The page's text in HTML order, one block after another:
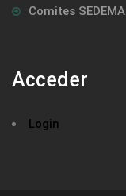
Comites SEDEMA
Acceder
Login